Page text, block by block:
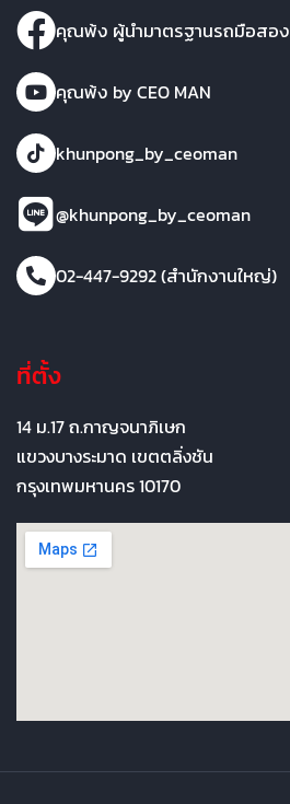
คุณพ้ง ผู้นำมาตรฐานรถมือสอง
คุณพ้ง by CEO MAN
khunpong_by_ceoman
@khunpong_by_ceoman
02-447-9292 (สำนักงานใหญ่)
ที่ตั้ง
14 ม.17 ถ.กาญจนาภิเษก
แขวงบางระมาด เขตตลิ่งชัน
กรุงเทพมหานคร 10170